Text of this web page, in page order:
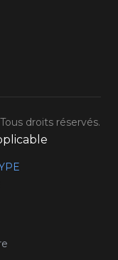
droits réservés.